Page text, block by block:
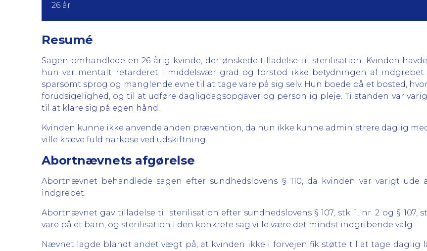
26 år
Resumé
Sagen omhandlede en 26-årig kvinde, der ønskede tilladelse til sterilisation. Kvinden
hun var mentalt retarderet i middelsvær grad og forstod ikke betydningen af
sparsomt sprog og manglende evne til at tage vare på sig selv. Hun boede på et bosted,
forudsigelighed, og til at udføre dagligdagsopgaver og personlig pleje. Tilstanden var
til at klare sig på egen hånd.
Kvinden kunne ikke anvende anden prævention, da hun ikke kunne administrere daglig
ville kræve fuld narkose ved udskiftning.
Abortnævnets afgørelse
Abortnævnet behandlede sagen efter sundhedslovens § 110, da kvinden var varigt
indgrebet.
Abortnævnet gav tilladelse til sterilisation efter sundhedslovens § 107, stk. 1, nr. 2 og § 107,
vare på et barn, og sterilisation i den konkrete sag ville være det mindst indgribende valg.
Nævnet lagde blandt andet vægt på, at kvinden ikke i forvejen fik støtte til at tage